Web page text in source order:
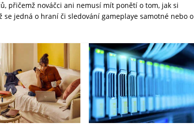
přičemž nováčci ani nemusí mít ponětí o tom, jak si
jedná o hraní či sledování gameplaye samotné nebo o